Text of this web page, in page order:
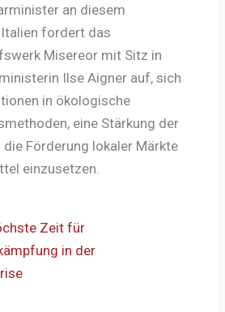
an diesem
fordert das
Misereor mit Sitz in
Ilse Aigner auf, sich
in ökologische
eine Stärkung der
die Förderung lokaler Märkte
einzusetzen.
Zeit für
in der